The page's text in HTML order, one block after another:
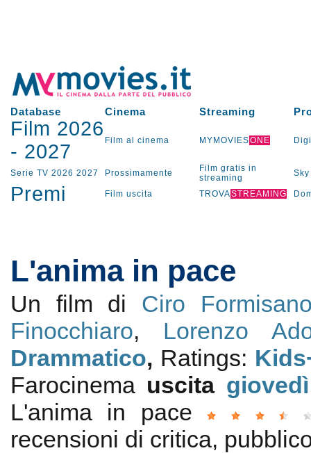
Database Cinema Streaming
Film 2026
- 2027 Film al cinema MYMOVIESONE
Serie TV 2026 2027 Prossimamente
Film gratis in
streaming
Sky
Premi Film uscita TROVASTREAMING
L'anima in pace
Un film di Ciro
Finocchiaro, Lorenzo
Drammatico, Ratings:
Farocinema uscita
L'anima in pace
recensioni di critica,